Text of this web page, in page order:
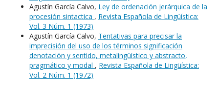
Agustín García Calvo, Ley de ordenación jerárquica de la
procesión sintactica , Revista Española de Lingüística:
Vol. 3 Núm. 1 (1973)
Agustín García Calvo, Tentativas para precisar la
imprecisión del uso de los términos significación
denotación y sentido, metalingüístico y abstracto,
pragmático y modal , Revista Española de Lingüística:
Vol. 2 Núm. 1 (1972)